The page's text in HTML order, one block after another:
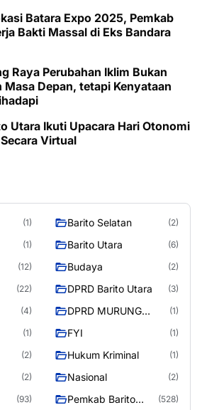
Batara Expo 2025, Pemkab
Bakti Massal di Eks Bandara
Raya Perubahan Iklim Bukan
Masa Depan, tetapi Kenyataan
Utara Ikuti Upacara Hari Otonomi
Virtual
(1) Barito Selatan (2)
(1) Barito Utara (6)
(12) Budaya (2)
(22) DPRD Barito Utara (3)
(4)
DPRD MURUNG
(1)
(1) FYI (1)
(2) Hukum Kriminal (1)
(2) Nasional (2)
(93)
Pemkab Barito
(528)